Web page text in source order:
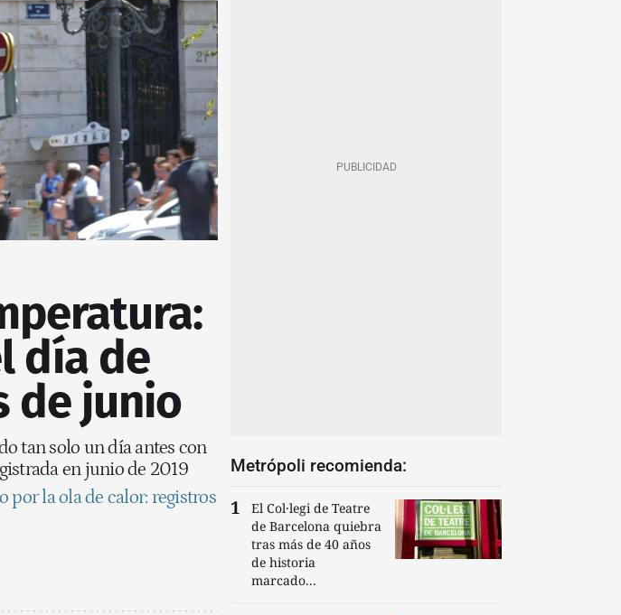
día de
de junio
tan solo un día antes con
en junio de 2019
por la ola de calor: registros
Metrópoli recomienda:
El Col·legi de Teatre
de Barcelona quiebra
tras más de 40 años
de historia
marcado...